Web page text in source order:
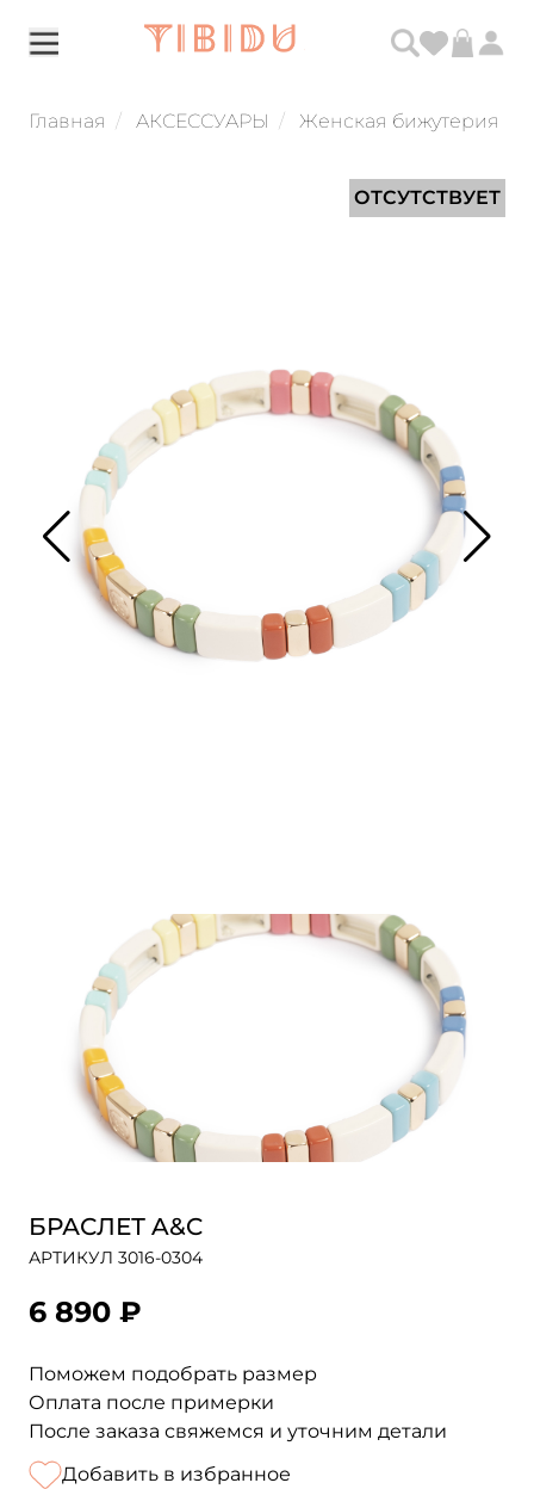
Главная АКСЕССУАРЫ Женская бижутерия
ОТСУТСТВУЕТ
БРАСЛЕТ A&C
АРТИКУЛ 3016-0304
6 890 ₽
Поможем подобрать размер
Оплата после примерки
После заказа свяжемся и уточним детали
Добавить в избранное